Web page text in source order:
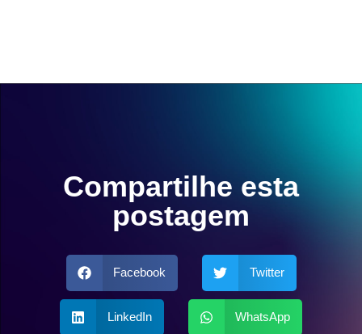
Compartilhe esta
postagem
Facebook Twitter
LinkedIn WhatsApp